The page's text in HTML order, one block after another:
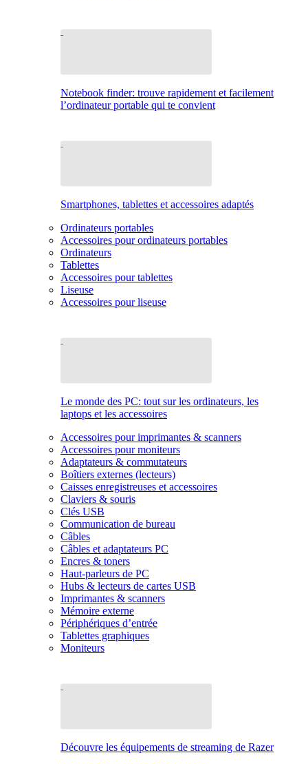
Notebook finder: trouve rapidement et facilement
l’ordinateur portable qui te convient
Smartphones, tablettes et accessoires adaptés
Ordinateurs portables
Accessoires pour ordinateurs portables
Ordinateurs
Tablettes
Accessoires pour tablettes
Liseuse
Accessoires pour liseuse
Le monde des PC: tout sur les ordinateurs, les
laptops et les accessoires
Accessoires pour imprimantes & scanners
Accessoires pour moniteurs
Adaptateurs & commutateurs
Boîtiers externes (lecteurs)
Caisses enregistreuses et accessoires
Claviers & souris
Clés USB
Communication de bureau
Câbles
Câbles et adaptateurs PC
Encres & toners
Haut-parleurs de PC
Hubs & lecteurs de cartes USB
Imprimantes & scanners
Mémoire externe
Périphériques d’entrée
Tablettes graphiques
Moniteurs
Découvre les équipements de streaming de Razer